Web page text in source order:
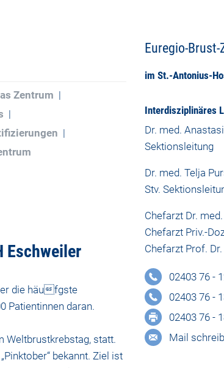
Zentrum
Eschweiler
die häufgste
Patientinnen daran.
Weltbrustkrebstag, statt.
bekannt. Ziel ist
Euregio-
im St.-Antonius-
Interdisziplinäres
Dr. med.
Sektionsleitung
Dr. med. Telja
Stv.
Chefarzt Dr.
Chefarzt Priv.-
Chefarzt Prof.
02403 76 -
02403 76 -
02403 76 -
Mail